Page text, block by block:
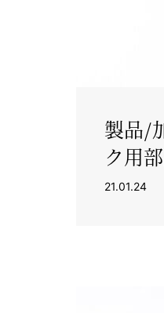
製品/
ク用
21.01.24